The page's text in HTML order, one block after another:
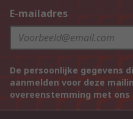
E-mailadres
De persoonlijke gegevens
aanmelden voor deze
overeenstemming met ons